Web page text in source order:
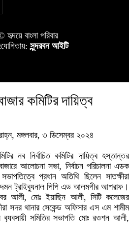
হৃদয়ে বাংলা পরিবার
সুন্দরবন আইটি
কমিটির দায়িত্ব
মঙ্গলবার, ৩ ডিসেম্বর ২০২৪
নব নির্বাচিত কমিটির দায়িত্ব হস্তান্তর
আলোচনা সভা, নির্বাচন পরিচালনা এডক
প্রধান অতিথি ছিলেন সাতক্ষীরা
দমন ট্রাইব্যুনাল পিপি এড আলমগীর আশরাফ।
আলী, মোঃ ইয়াছিন আলী, সিটি কলেজের
সদর থানার সেকেন্ড অফিসার এস এম শামীম
ব‍্যবসায়ী সমিতির সভাপতি মোঃ রওশন আলী,